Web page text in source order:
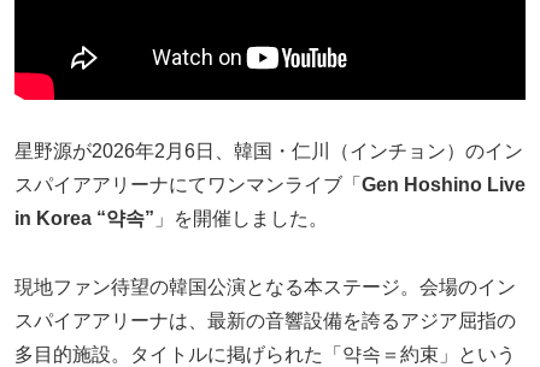
星野源が2026年2月6日、韓国・仁川（インチョン）のイン
スパイアアリーナにてワンマンライブ「 Gen Hoshino Live
in Korea “약속” 」を開催しました。
現地ファン待望の韓国公演となる本ステージ。会場のイン
スパイアアリーナは、最新の音響設備を誇るアジア屈指の
多目的施設。タイトルに掲げられた「약속＝約束」という